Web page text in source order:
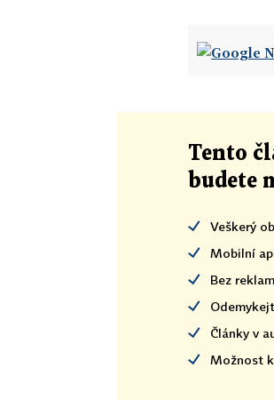
Tento
budete
Veškerý
Mobilní
Bez reklam
Články v
Možnost